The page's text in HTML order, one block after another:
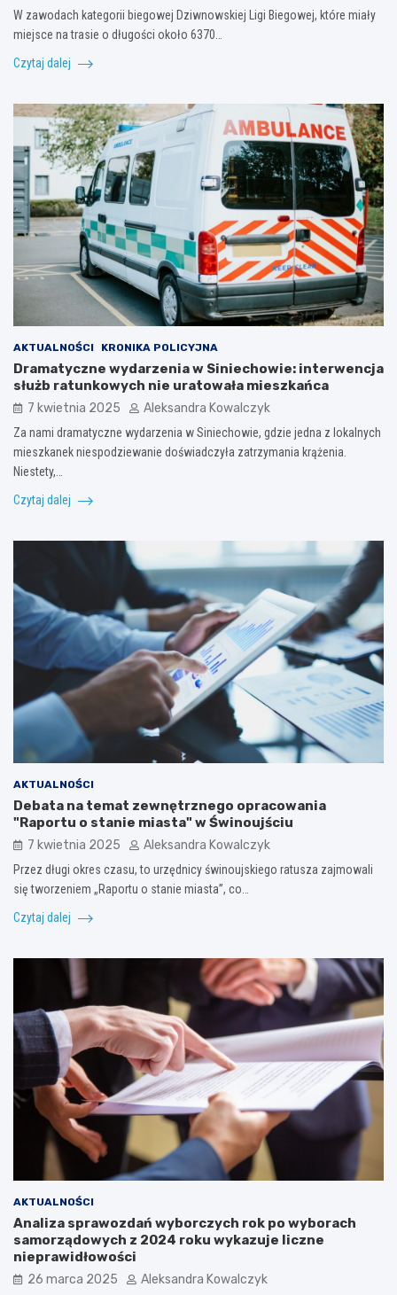
W zawodach kategorii biegowej Dziwnowskiej Ligi Biegowej, które miały
miejsce na trasie o długości około 6370…
Czytaj dalej
AKTUALNOŚCI KRONIKA POLICYJNA
Dramatyczne wydarzenia w Siniechowie: interwencja
służb ratunkowych nie uratowała mieszkańca
7 kwietnia 2025 Aleksandra Kowalczyk
Za nami dramatyczne wydarzenia w Siniechowie, gdzie jedna z lokalnych
mieszkanek niespodziewanie doświadczyła zatrzymania krążenia.
Niestety,…
Czytaj dalej
AKTUALNOŚCI
Debata na temat zewnętrznego opracowania
"Raportu o stanie miasta" w Świnoujściu
7 kwietnia 2025 Aleksandra Kowalczyk
Przez długi okres czasu, to urzędnicy świnoujskiego ratusza zajmowali
się tworzeniem „Raportu o stanie miasta”, co…
Czytaj dalej
AKTUALNOŚCI
Analiza sprawozdań wyborczych rok po wyborach
samorządowych z 2024 roku wykazuje liczne
nieprawidłowości
26 marca 2025 Aleksandra Kowalczyk